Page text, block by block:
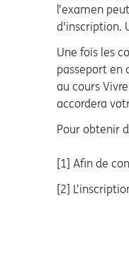
l’examen
d'inscription.
Une fois les
passeport en
au cours
accordera
Pour obtenir
[1] Afin de
[2]